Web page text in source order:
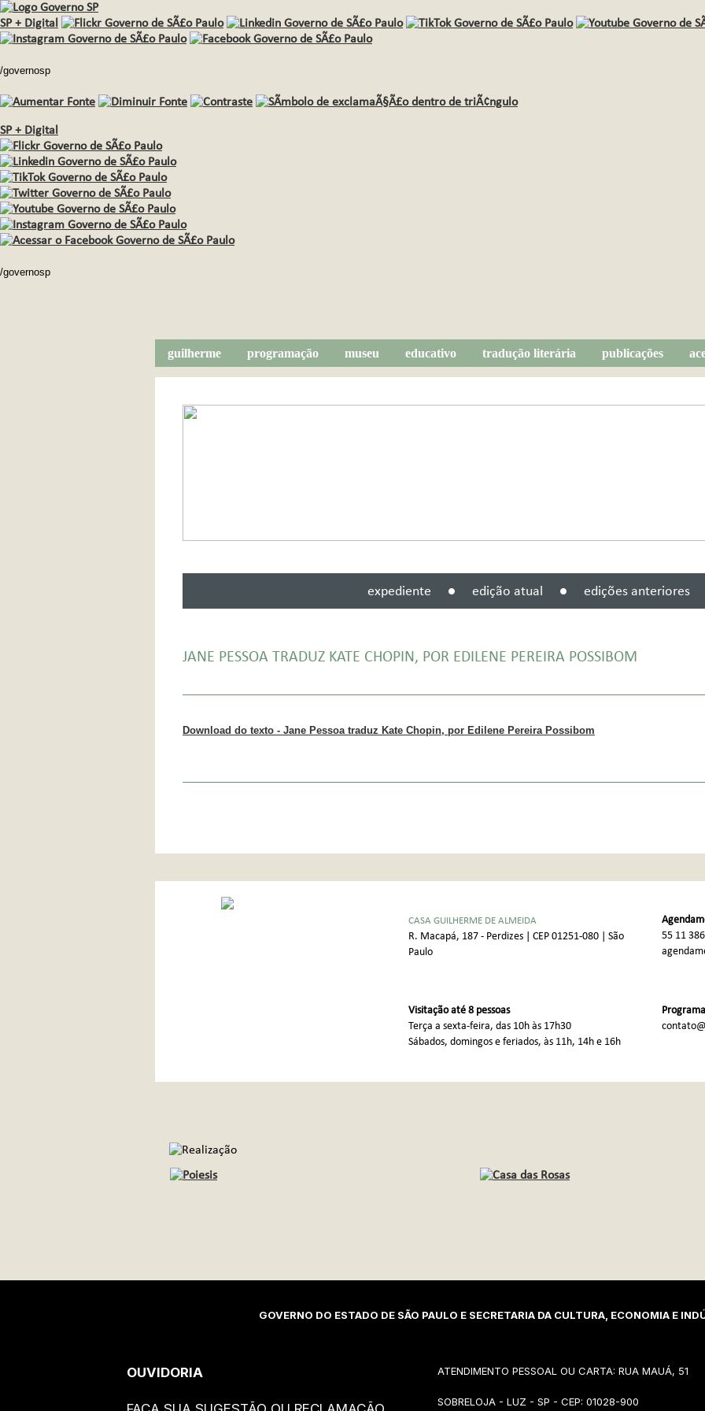
SP + Digital
/governosp
SP + Digital
/governosp
guilherme programação museu educativo tradução literária publicações
expediente edição atual edições anteriores
JANE PESSOA TRADUZ KATE CHOPIN, POR EDILENE PEREIRA POSSIBOM
Download do texto - Jane Pessoa traduz Kate Chopin, por Edilene Pereira Possibom
55 11
CASA GUILHERME DE ALMEIDA
R. Macapá, 187 - Perdizes | CEP 01251-080 | São
Paulo
Visitação até 8 pessoas
Terça a sexta-feira, das 10h às 17h30
Sábados, domingos e feriados, às 11h, 14h e 16h
REALIZAÇÃO
GOVERNO DO ESTADO DE SÃO PAULO E SECRETARIA DA CULTURA, ECONOMIA E
OUVIDORIA ATENDIMENTO PESSOAL OU CARTA: RUA MAUÁ, 51
SOBRELOJA - LUZ - SP - CEP: 01028-900